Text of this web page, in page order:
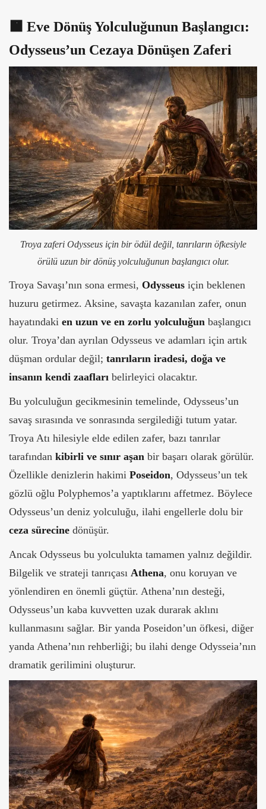
🟧 Eve Dönüş Yolculuğunun Başlangıcı:
Odysseus’un Cezaya Dönüşen Zaferi
Troya zaferi Odysseus için bir ödül değil, tanrıların öfkesiyle
örülü uzun bir dönüş yolculuğunun başlangıcı olur.
Troya Savaşı’nın sona ermesi, Odysseus için beklenen
huzuru getirmez. Aksine, savaşta kazanılan zafer, onun
hayatındaki en uzun ve en zorlu yolculuğun başlangıcı
olur. Troya’dan ayrılan Odysseus ve adamları için artık
düşman ordular değil; tanrıların iradesi, doğa ve
insanın kendi zaafları belirleyici olacaktır.
Bu yolculuğun gecikmesinin temelinde, Odysseus’un
savaş sırasında ve sonrasında sergilediği tutum yatar.
Troya Atı hilesiyle elde edilen zafer, bazı tanrılar
tarafından kibirli ve sınır aşan bir başarı olarak görülür.
Özellikle denizlerin hakimi Poseidon, Odysseus’un tek
gözlü oğlu Polyphemos’a yaptıklarını affetmez. Böylece
Odysseus’un deniz yolculuğu, ilahi engellerle dolu bir
ceza sürecine dönüşür.
Ancak Odysseus bu yolculukta tamamen yalnız değildir.
Bilgelik ve strateji tanrıçası Athena, onu koruyan ve
yönlendiren en önemli güçtür. Athena’nın desteği,
Odysseus’un kaba kuvvetten uzak durarak aklını
kullanmasını sağlar. Bir yanda Poseidon’un öfkesi, diğer
yanda Athena’nın rehberliği; bu ilahi denge Odysseia’nın
dramatik gerilimini oluşturur.